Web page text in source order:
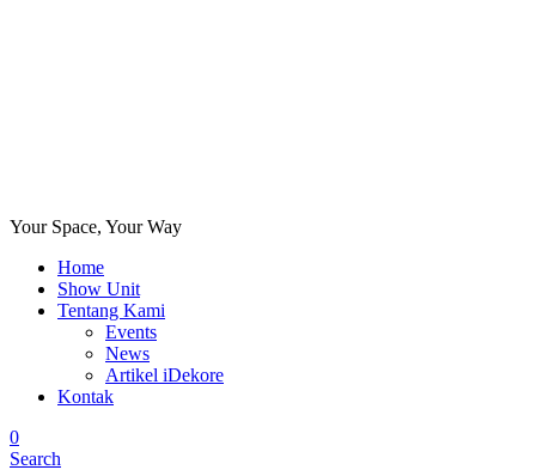
Your Space, Your Way
Home
Show Unit
Tentang Kami
Events
News
Artikel iDekore
Kontak
0
Search